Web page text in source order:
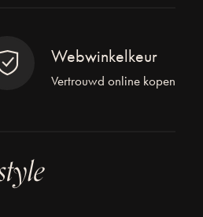
Webwinkelkeur
Vertrouwd online kopen